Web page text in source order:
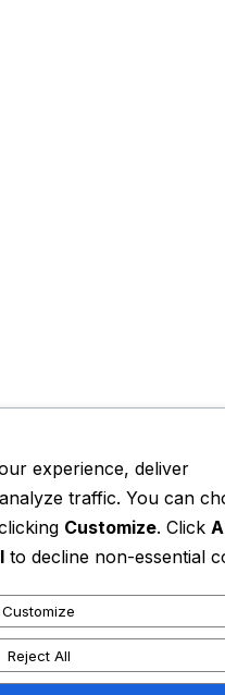
experience, deliver
traffic. You can
Customize. Click
to decline non-essential
Customize
Reject All